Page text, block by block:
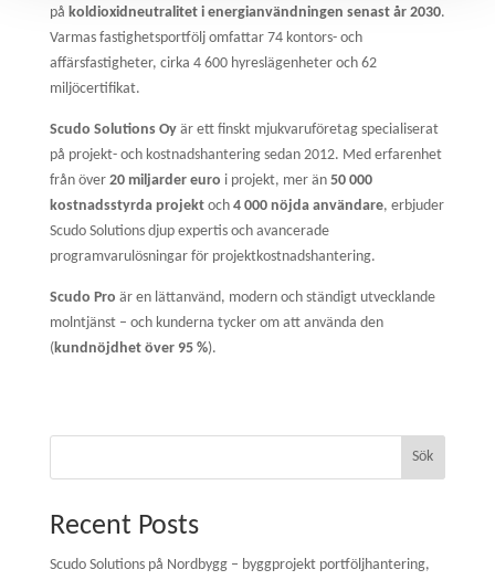
på koldioxidneutralitet i energianvändningen senast år 2030.
Varmas fastighetsportfölj omfattar 74 kontors- och
affärsfastigheter, cirka 4 600 hyreslägenheter och 62
miljöcertifikat.
Scudo Solutions Oyär ett finskt mjukvaruföretag specialiserat
på projekt- och kostnadshantering sedan 2012. Med erfarenhet
från över 20 miljarder euro i projekt, mer än 50 000
kostnadsstyrda projektoch 4 000 nöjda användare, erbjuder
Scudo Solutions djup expertis och avancerade
programvarulösningar för projektkostnadshantering.
Scudo Pro är en lättanvänd, modern och ständigt utvecklande
molntjänst – och kunderna tycker om att använda den
( kundnöjdhet över 95 %).
Sök
Recent Posts
Scudo Solutions på Nordbygg – byggprojekt portföljhantering,